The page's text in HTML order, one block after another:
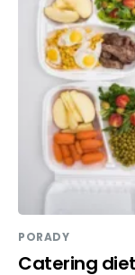
PORADY
Catering